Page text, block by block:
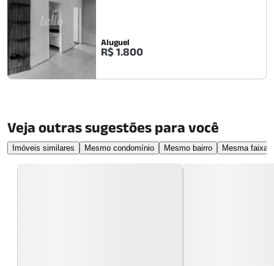
Aluguel
R$ 1.800
Veja outras sugestões para você
Imóveis similares Mesmo condomínio Mesmo bairro Mesma faixa